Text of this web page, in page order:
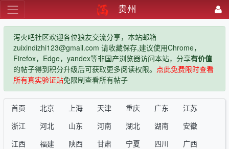
贵州
泻火吧社区欢迎各位狼友交流分享，本站邮箱
zuixindizhi123@gmail.com 请收藏保存,建议使用Chrome，
Firefox，Edge，yandex等非国产浏览器访问本站，分享有价值
的帖子得到积分升级后可获取更多阅读权限。 点此免费限时查看
所有真实验证贴免限制查看所有帖子
首页 北京 上海 天津 重庆 广东
江苏
浙江
河北 山东 河南 湖北 湖南
安徽
江西
福建 陕西 甘肃 宁夏 四川
广西